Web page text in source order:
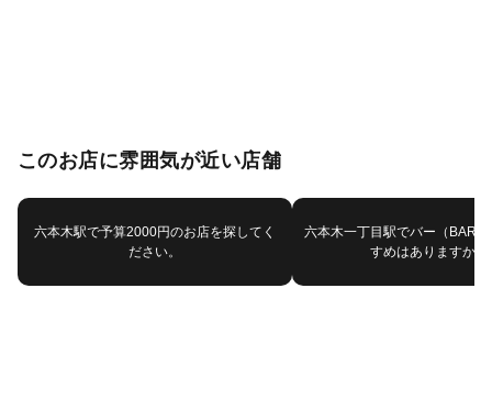
このお店に雰囲気が近い店舗
六本木駅で予算2000円のお店を探してく
ださい。
六本木一丁目駅でバー（BAR
すめはありますか？